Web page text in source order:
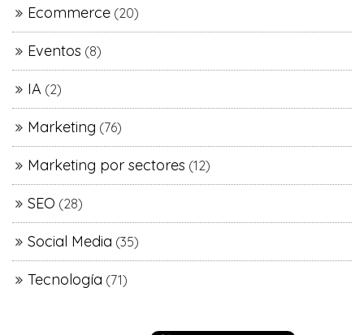
Ecommerce (20)
Eventos (8)
IA (2)
Marketing (76)
Marketing por sectores (12)
SEO (28)
Social Media (35)
Tecnología (71)